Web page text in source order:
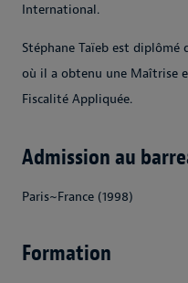
International.
Stéphane Taïeb est diplômé
où il a obtenu une Maîtrise
Fiscalité Appliquée.
Admission au
Paris~France (1998)
Formation